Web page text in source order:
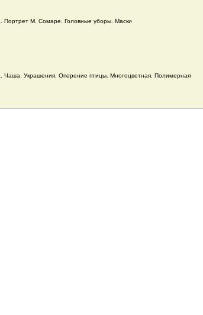
Портрет М. Сомаре. Головные уборы. Маски
Чаша. Украшения. Оперение птицы. Многоцветная. Полимерная